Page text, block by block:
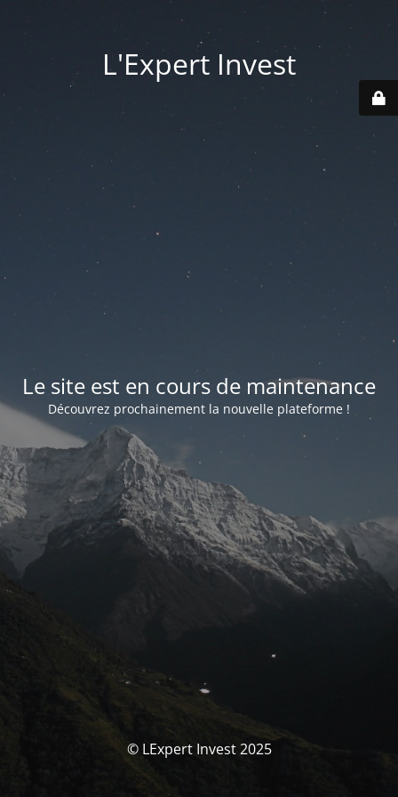
L'Expert Invest
Le site est en cours de maintenance
Découvrez prochainement la nouvelle plateforme !
© LExpert Invest 2025